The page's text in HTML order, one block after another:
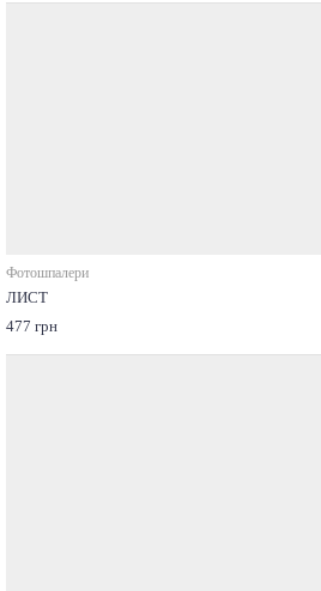
Фотошпалери
ЛИСТ
477 грн